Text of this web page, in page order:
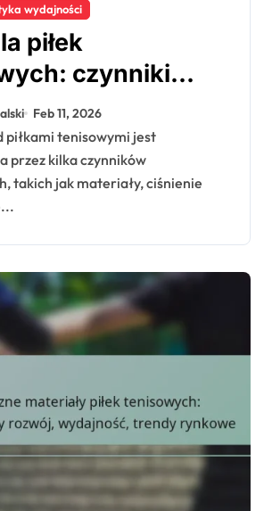
wydajności
piłek
czynniki
umiejętności
wydajność
Feb 11, 2026
przez kilka czynników
takich jak materiały, ciśnienie